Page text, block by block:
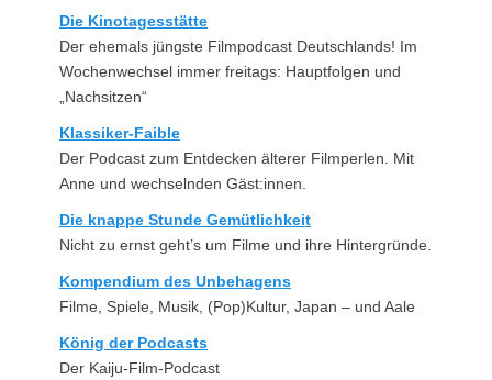
Die Kinotagesstätte
Der ehemals jüngste Filmpodcast Deutschlands! Im
Wochenwechsel immer freitags: Hauptfolgen und
„Nachsitzen“
Klassiker-Faible
Der Podcast zum Entdecken älterer Filmperlen. Mit
Anne und wechselnden Gäst:innen.
Die knappe Stunde Gemütlichkeit
Nicht zu ernst geht’s um Filme und ihre Hintergründe.
Kompendium des Unbehagens
Filme, Spiele, Musik, (Pop)Kultur, Japan – und Aale
König der Podcasts
Der Kaiju-Film-Podcast